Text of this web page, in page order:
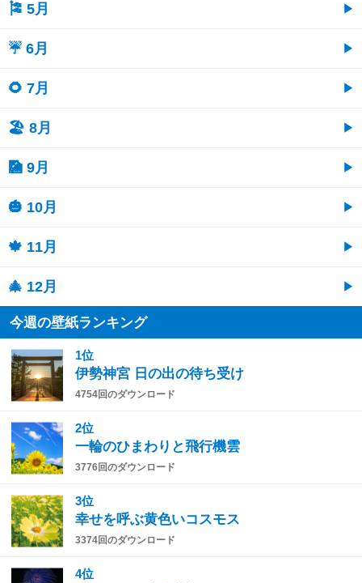
🎏 5月
☔ 6月
🌻 7月
🏖 8月
🎑 9月
🎃 10月
🍁 11月
🎄 12月
今週の壁紙ランキング
1位
伊勢神宮 日の出の待ち受け
4754回のダウンロード
2位
一輪のひまわりと飛行機雲
3776回のダウンロード
3位
幸せを呼ぶ黄色いコスモス
3374回のダウンロード
4位